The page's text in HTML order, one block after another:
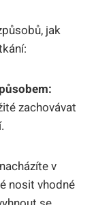
jak
zachovávat
v
nosit vhodné